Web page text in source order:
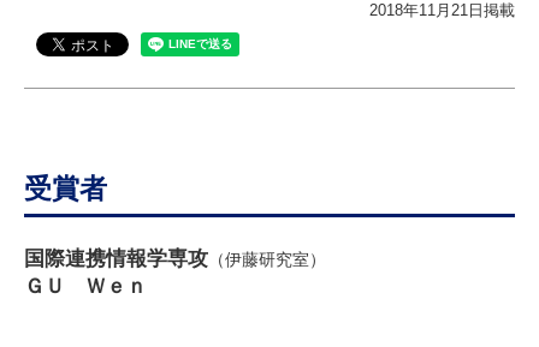
卒業生
企業・研究者
寄附のお願い
2018年11月21日掲載
受賞者
国際連携情報学専攻 （伊藤研究室）
ＧＵ Ｗｅｎ